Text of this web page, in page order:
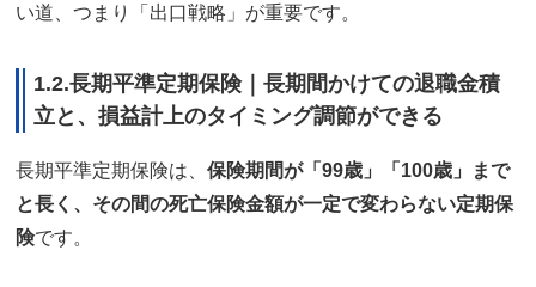
い道、つまり「出口戦略」が重要です。
1.2.長期平準定期保険｜長期間かけての退職金積
立と、損益計上のタイミング調節ができる
長期平準定期保険は、 保険期間が「99歳」「100歳」まで
と長く、その間の死亡保険金額が一定で変わらない定期保
険です。